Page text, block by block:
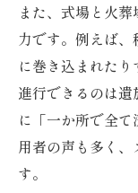
葬式時
家族が安心
少人
葬式で
葬式
また、式場と火
力です。例えば
に巻き込まれた
進行できるのは
に「一か所で全
用者の声も多く
す。